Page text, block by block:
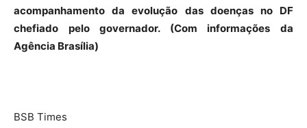
acompanhamento da evolução das doenças no DF
chefiado pelo governador. (Com informações da
Agência Brasília)
BSB Times